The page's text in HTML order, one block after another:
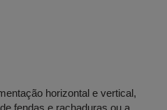
horizontal e vertical,
fendas e rachaduras ou a